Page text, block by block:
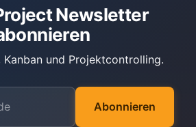
Newsletter
und Projektcontrolling.
Abonnieren